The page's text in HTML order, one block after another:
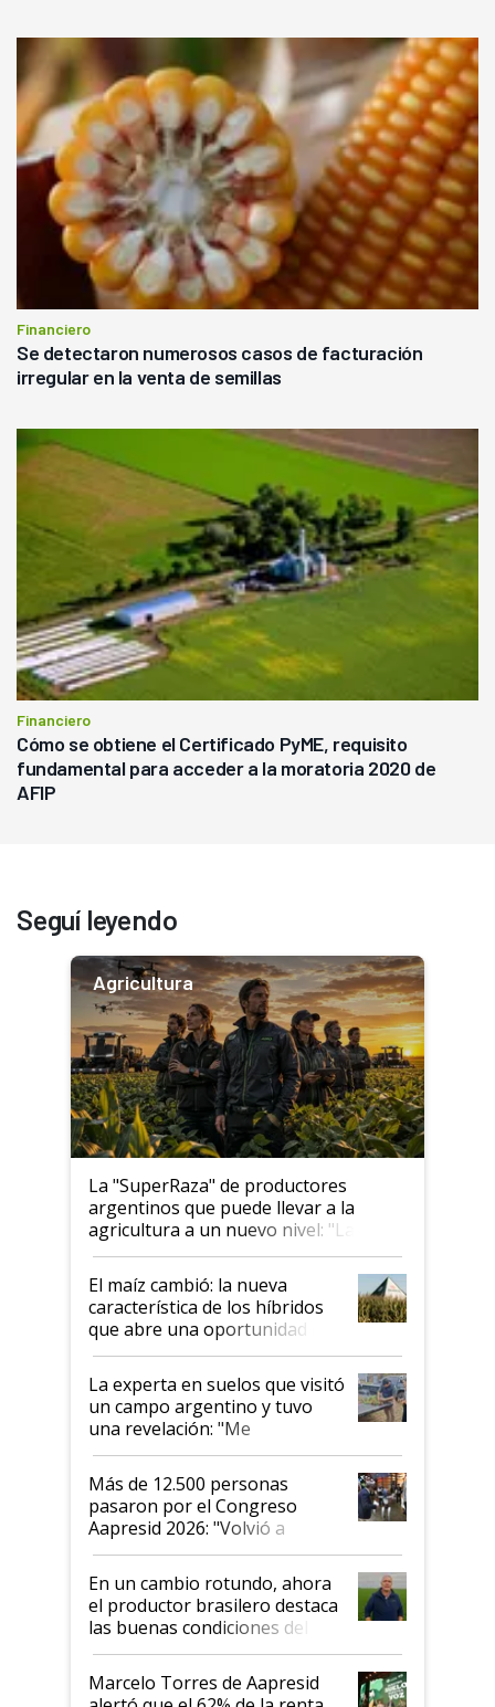
Financiero
Se detectaron numerosos casos de facturación
irregular en la venta de semillas
Financiero
Cómo se obtiene el Certificado PyME, requisito
fundamental para acceder a la moratoria 2020 de
AFIP
Seguí leyendo
Agricultura
La "SuperRaza" de productores
argentinos que puede llevar a la
agricultura a un nuevo nivel: "Las
posibilidades de crecimiento son
infinitas"
El maíz cambió: la nueva
característica de los híbridos
que abre una oportunidad en
el lote
La experta en suelos que visitó
un campo argentino y tuvo
una revelación: "Me
impresionó mucho"
Más de 12.500 personas
pasaron por el Congreso
Aapresid 2026: "Volvió a
demostrar que hablar del
suelo es hablar de todo el
sistema productivo"
En un cambio rotundo, ahora
el productor brasilero destaca
las buenas condiciones del
agro argentino para invertir:
"Los veo más motivados"
Marcelo Torres de Aapresid